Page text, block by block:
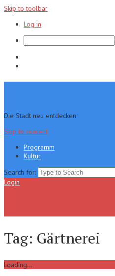
Skip to toolbar
Log in
Die Stadt neu entdecken
Skip to content
Programm
Kultur
Search for:
Login
Tag: Gärtnerei
Loading...